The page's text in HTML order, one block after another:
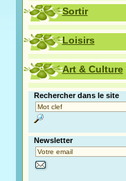
Sortir
Loisirs
Art & Culture
Rechercher dans le site
Newsletter